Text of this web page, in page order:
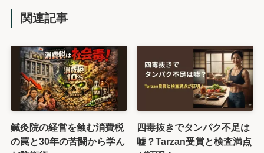
関連記事
鍼灸院の経営を蝕む消費税
の罠と30年の苦闘から学ん
四毒抜きでタンパク不足は
嘘？Tarzan受賞と検査満点